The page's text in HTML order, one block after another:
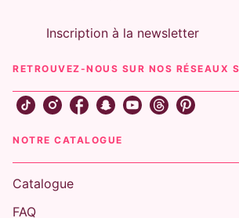
Inscription à la newsletter
RETROUVEZ-NOUS SUR NOS RÉSEAUX
NOTRE CATALOGUE
Catalogue
FAQ